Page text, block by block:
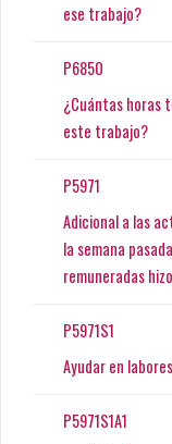
ese trabajo?
P6850
¿Cuántas horas
este trabajo?
P5971
Adicional a las
la semana
remuneradas
P5971S1
Ayudar en
P5971S1A1